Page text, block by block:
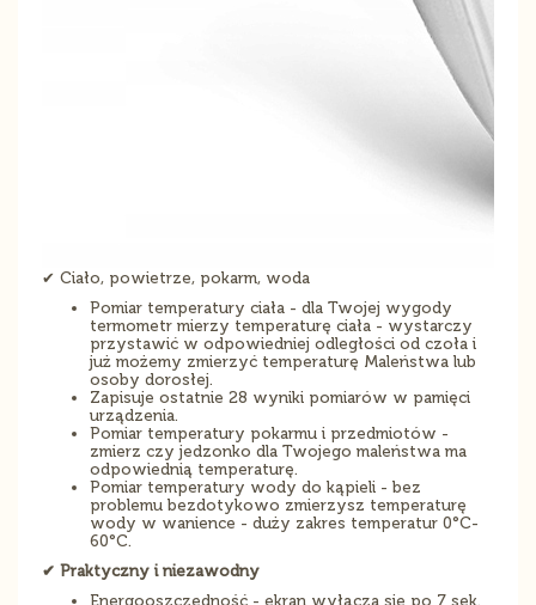
✔ Ciało, powietrze, pokarm, woda
Pomiar temperatury ciała - dla Twojej wygody
termometr mierzy temperaturę ciała - wystarczy
przystawić w odpowiedniej odległości od czoła i
już możemy zmierzyć temperaturę Maleństwa lub
osoby dorosłej.
Zapisuje ostatnie 28 wyniki pomiarów w pamięci
urządzenia.
Pomiar temperatury pokarmu i przedmiotów -
zmierz czy jedzonko dla Twojego maleństwa ma
odpowiednią temperaturę.
Pomiar temperatury wody do kąpieli - bez
problemu bezdotykowo zmierzysz temperaturę
wody w wanience - duży zakres temperatur 0°C-
60°C.
✔ Praktyczny i niezawodny
Energooszczędność - ekran wyłącza się po 7 sek.